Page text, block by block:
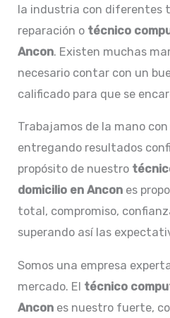
la industria con diferentes
reparación o técnico
Ancon. Existen muchas
necesario contar con un
calificado para que se
Trabajamos de la mano
entregando resultados
propósito de nuestro
domicilio en Ancon es
total, compromiso,
superando así las
Somos una empresa
mercado. El técnico
Ancon es nuestro fuerte,